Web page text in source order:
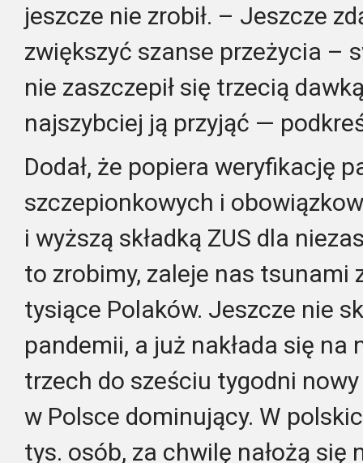
jeszcze nie zrobił. – Jeszcze
zwiększyć szanse przeżycia –
nie zaszczepił się trzecią
najszybciej ją przyjąć —
Dodał, że popiera weryfikację
szczepionkowych i
i wyższą składką ZUS dla
to zrobimy, zaleje nas tsunami
tysiące Polaków. Jeszcze nie
pandemii, a już nakłada się na
trzech do sześciu tygodni
w Polsce dominujący. W
tys. osób, za chwilę nałożą